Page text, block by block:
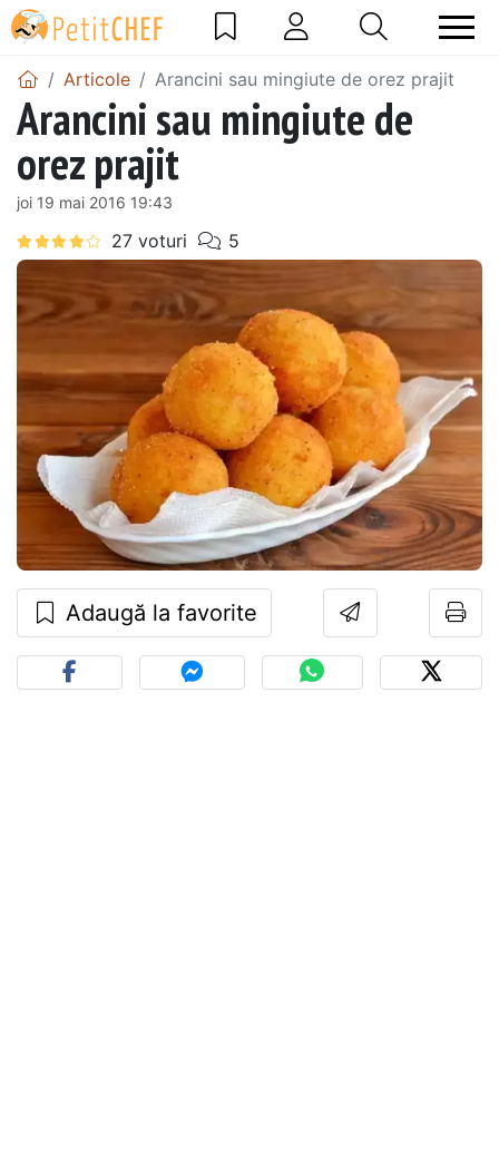
Articole Arancini sau mingiute de orez prajit
Arancini sau mingiute de
orez prajit
joi 19 mai 2016 19:43
Adaugă la favorite